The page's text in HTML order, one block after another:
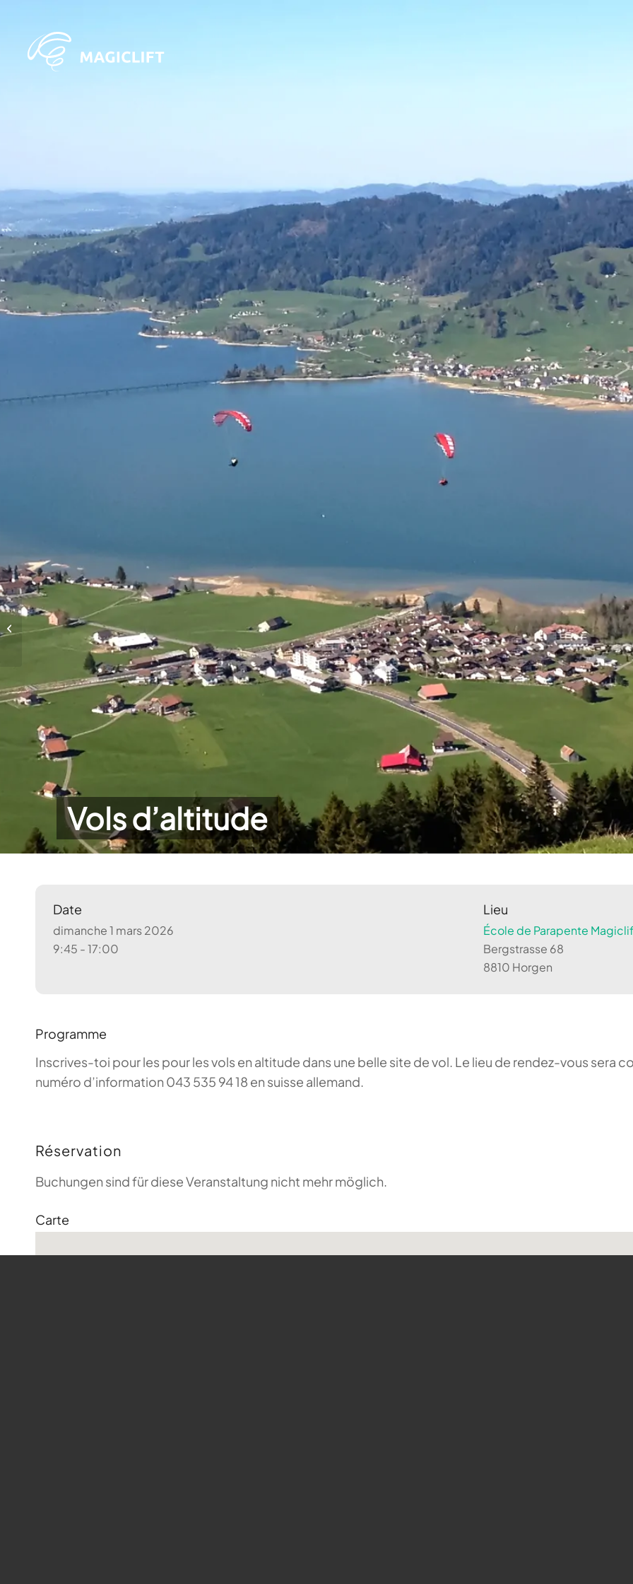
Vols d’altitude
Date
dimanche 1 mars 2026
9:45 - 17:00
Lieu
École de Parapente
Bergstrasse 68
8810 Horgen
Programme
Inscrives-toi pour les pour les vols en altitude dans une belle site de vol. Le lieu de rendez-vous sera
numéro d’information 043 535 94 18 en suisse allemand.
Réservation
Buchungen sind für diese Veranstaltung nicht mehr möglich.
Carte
Vols d’altitude